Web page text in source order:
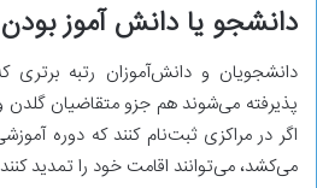
دانشجو یا دانش‌ آموز بودن
دانشجویان و دانش‌آموزان رتبه
پذیرفته می‌شوند هم جزو متقاضیان گلدن
می‌کشد، می‌توانند اقامت خود را تمدید